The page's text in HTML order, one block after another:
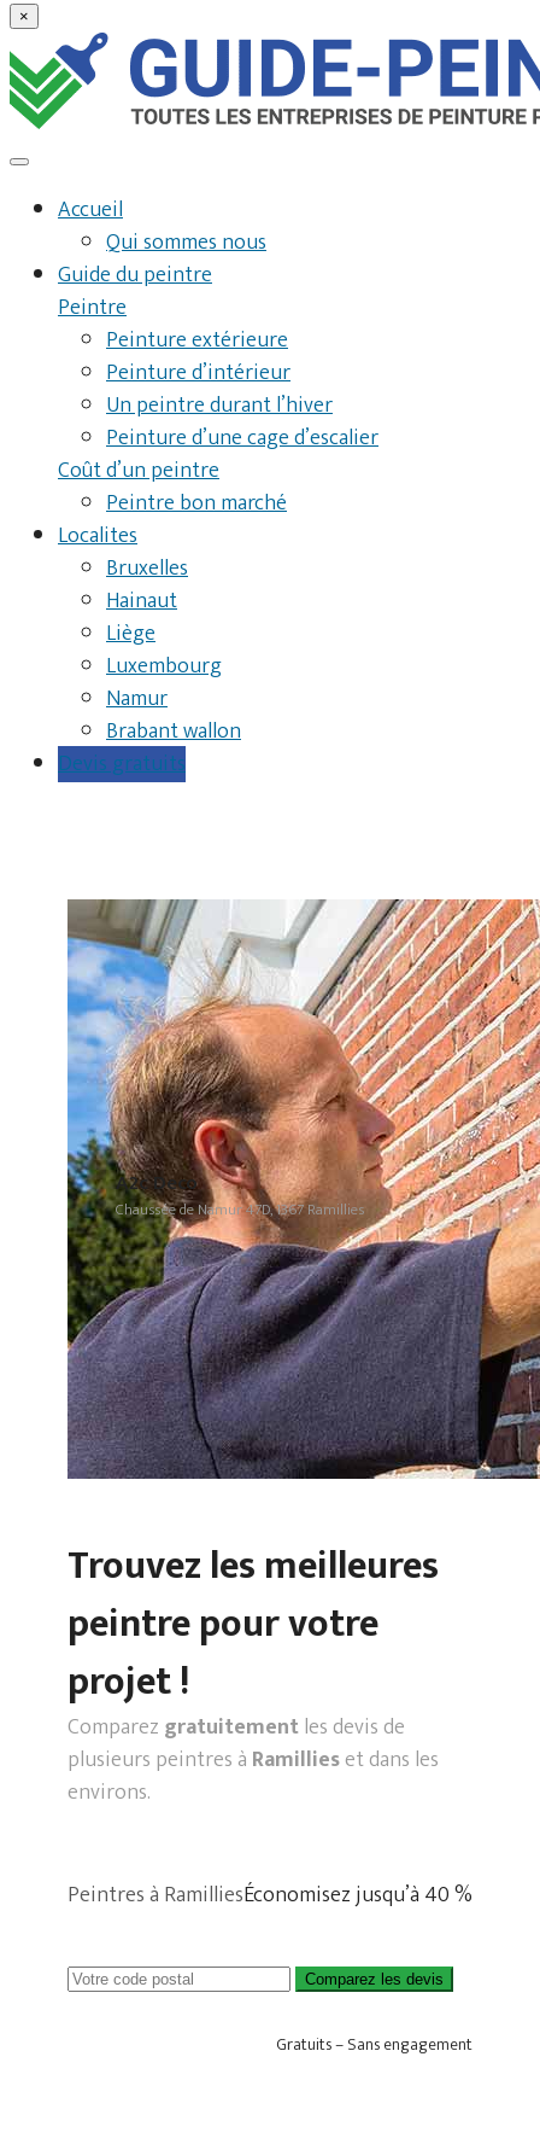
×
Accueil
Qui sommes nous
Guide du peintre
Peintre
Peinture extérieure
Peinture d’intérieur
Un peintre durant l’hiver
Peinture d’une cage d’escalier
Coût d’un peintre
Peintre bon marché
Localites
Bruxelles
Hainaut
Liège
Luxembourg
Namur
Brabant wallon
Devis gratuits
A2c Deco
Chaussée de Namur 47D, 1367 Ramillies
Trouvez les meilleures
peintre pour votre
projet !
Comparez gratuitementles devis de
plusieurs peintres à Ramillieset dans les
environs.
Peintres à RamilliesÉconomisez jusqu’à 40 %
Comparez les devis
Gratuits – Sans engagement